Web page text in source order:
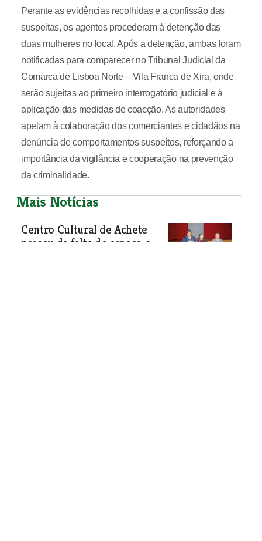
Perante as evidências recolhidas e a confissão das
suspeitas, os agentes procederam à detenção das
duas mulheres no local. Após a detenção, ambas foram
notificadas para comparecer no Tribunal Judicial da
Comarca de Lisboa Norte – Vila Franca de Xira, onde
serão sujeitas ao primeiro interrogatório judicial e à
aplicação das medidas de coacção. As autoridades
apelam à colaboração dos comerciantes e cidadãos na
denúncia de comportamentos suspeitos, reforçando a
importância da vigilância e cooperação na prevenção
da criminalidade.
Mais Notícias
Centro Cultural de Achete
nasceu da falta de espaço e